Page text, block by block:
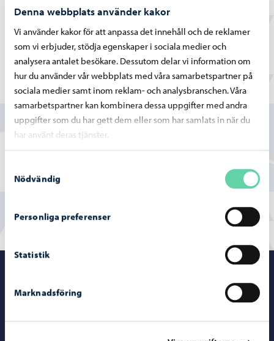
Denna webbplats använder kakor
Vi använder kakor för att anpassa det innehåll och de reklamer
som vi erbjuder, stödja egenskaper i sociala medier och
analysera antalet besökare. Dessutom delar vi information om
hur du använder vår webbplats med våra samarbetspartner på
sociala medier samt inom reklam- och analysbranschen. Våra
samarbetspartner kan kombinera dessa uppgifter med andra
uppgifter som du har gett dem eller som har samlats in när du
har använt deras tjänster.
Nödvändig
Personliga preferenser
Statistik
Marknadsföring
konstutställningar i servicehusen och -hemmen
Vera Enkvist
Hittade du vad du sökte?
Ja